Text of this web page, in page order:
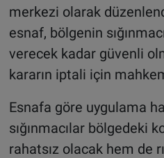
merkezi olarak
esnaf, bölgenin
verecek kadar güvenli
kararın iptali için
Esnafa göre uygulama
sığınmacılar bölgedeki
rahatsız olacak hem de